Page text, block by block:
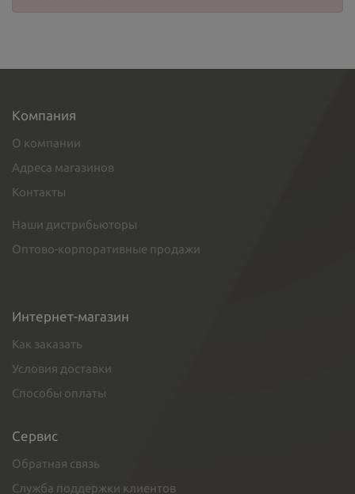
Компания
О компании
Адреса магазинов
Контакты
Наши дистрибьюторы
Оптово-корпоративные продажи
Интернет-магазин
Как заказать
Условия доставки
Способы оплаты
Сервис
Обратная связь
Служба поддержки клиентов